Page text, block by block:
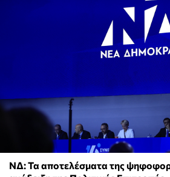
ΝΔ: Τα αποτελέσματα της